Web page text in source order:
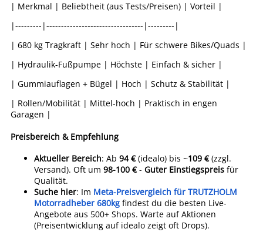
| Merkmal | Beliebtheit (aus Tests/Preisen) | Vorteil |
|---------|---------------------------------|---------|
| 680 kg Tragkraft | Sehr hoch | Für schwere Bikes/Quads |
| Hydraulik-Fußpumpe | Höchste | Einfach & sicher |
| Gummiauflagen + Bügel | Hoch | Schutz & Stabilität |
| Rollen/Mobilität | Mittel-hoch | Praktisch in engen
Garagen |
Preisbereich & Empfehlung
Aktueller Bereich: Ab 94 €(idealo) bis ~109 €(zzgl.
Versand). Oft um 98-100 €- Guter Einstiegspreis für
Qualität.
Suche hier: Im Meta-Preisvergleich für TRUTZHOLM
Motorradheber 680kg findest du die besten Live-
Angebote aus 500+ Shops. Warte auf Aktionen
(Preisentwicklung auf idealo zeigt oft Drops).